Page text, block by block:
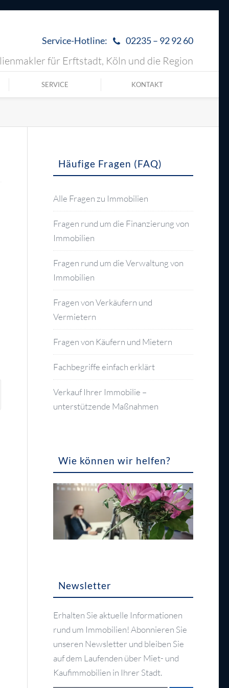
Service-Hotline: 02235 – 92 92 60
für Erftstadt, Köln und die Region
SERVICE KONTAKT
Häufige Fragen (FAQ)
Alle Fragen zu Immobilien
Fragen rund um die Finanzierung von
Immobilien
Fragen rund um die Verwaltung von
Immobilien
Fragen von Verkäufern und
Vermietern
Fragen von Käufern und Mietern
Fachbegriffe einfach erklärt
Verkauf Ihrer Immobilie –
unterstützende Maßnahmen
Wie können wir helfen?
Newsletter
Erhalten Sie aktuelle Informationen
rund um Immobilien! Abonnieren Sie
unseren Newsletter und bleiben Sie
auf dem Laufenden über Miet- und
Kaufimmobilien in Ihrer Stadt.